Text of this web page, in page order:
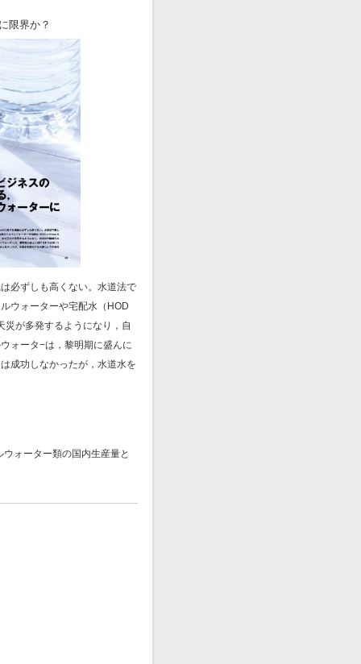
限界か？
必ずしも高くない。水道法で
ウォーターや宅配水（HOD
が多発するようになり，自
ォータ−は，黎明期に盛んに
成功しなかったが，水道水を
ォーター類の国内生産量と